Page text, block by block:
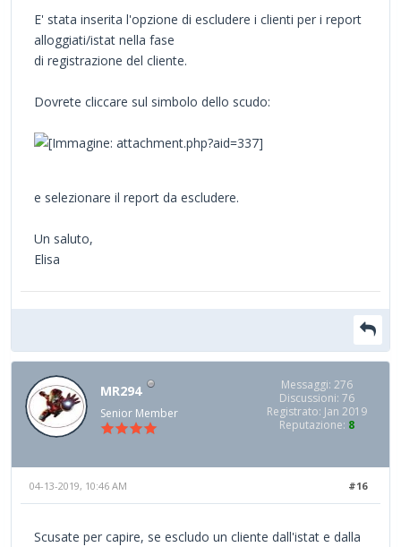
E' stata inserita l'opzione di escludere i clienti per i report
alloggiati/istat nella fase
di registrazione del cliente.
Dovrete cliccare sul simbolo dello scudo:
e selezionare il report da escludere.
Un saluto,
Elisa
MR294
Senior Member
Messaggi: 276
Discussioni: 76
Registrato: Jan 2019
Reputazione: 8
#16
04-13-2019, 10:46 AM
Scusate per capire, se escludo un cliente dall'istat e dalla